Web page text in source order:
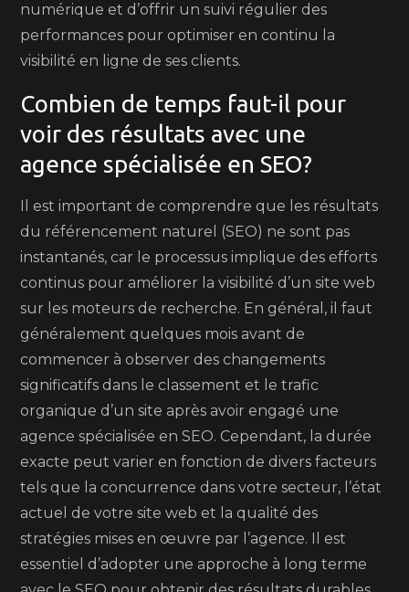
numérique et d’offrir un suivi régulier des
performances pour optimiser en continu la
visibilité en ligne de ses clients.
Combien de temps faut-il pour
voir des résultats avec une
agence spécialisée en SEO?
Il est important de comprendre que les résultats
du référencement naturel (SEO) ne sont pas
instantanés, car le processus implique des efforts
continus pour améliorer la visibilité d’un site web
sur les moteurs de recherche. En général, il faut
généralement quelques mois avant de
commencer à observer des changements
significatifs dans le classement et le trafic
organique d’un site après avoir engagé une
agence spécialisée en SEO. Cependant, la durée
exacte peut varier en fonction de divers facteurs
tels que la concurrence dans votre secteur, l’état
actuel de votre site web et la qualité des
stratégies mises en œuvre par l’agence. Il est
essentiel d’adopter une approche à long terme